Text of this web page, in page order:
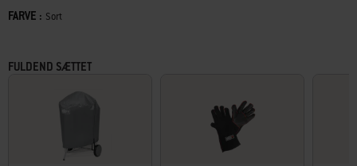
· Bundhylde til opbevaring
· Holdbar kulrist
Color
FARVE : Sort
FULDEND SÆTTET